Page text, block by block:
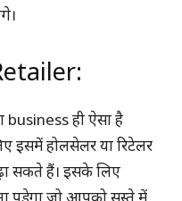
ही ऐसा है
इसमें होलसेलर या रिटेलर
सकते हैं। इसके लिए